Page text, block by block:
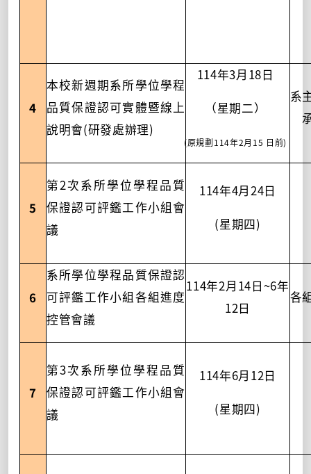
4
本校新週期系所學位學程
品質保證認可實體暨線上
說明會(研發處辦理)
114年3月 18 日
（星期二）
(原規劃 114年2月 15 日前)
系
5
第 2次系所學位學程品質
保證認可評鑑工作小組會
議
114年4月 24 日
(星期四 )
6
系所學位學程品質保證認
可評鑑工作小組各組進度
控管會議
114年2月 14 日 ~6年
12 日
各
7
第3次系所學位學程品質
保證認可評鑑工作小組會
議
114年6月 12 日
(星期四 )